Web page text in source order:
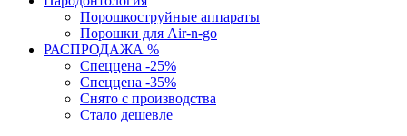
Порошкоструйные аппараты
Порошки для Air-n-go
РАСПРОДАЖА %
Спеццена -25%
Спеццена -35%
Снято с производства
Стало дешевле